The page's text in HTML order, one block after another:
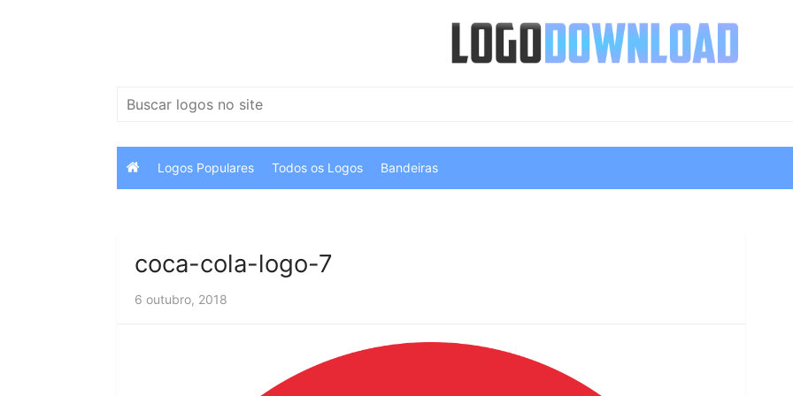
Pesquisar
Logos Populares Todos os Logos Bandeiras
coca-cola-logo-7
6 outubro, 2018